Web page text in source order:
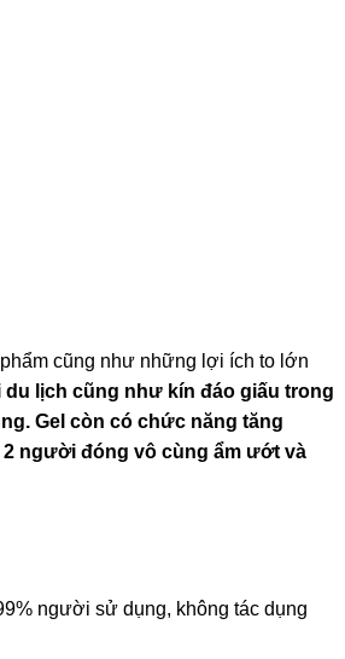
cũng như những lợi ích to lớn
du lịch cũng như kín đáo giấu trong
Gel còn có chức năng tăng
người đóng vô cùng ẩm ướt và
người sử dụng, không tác dụng